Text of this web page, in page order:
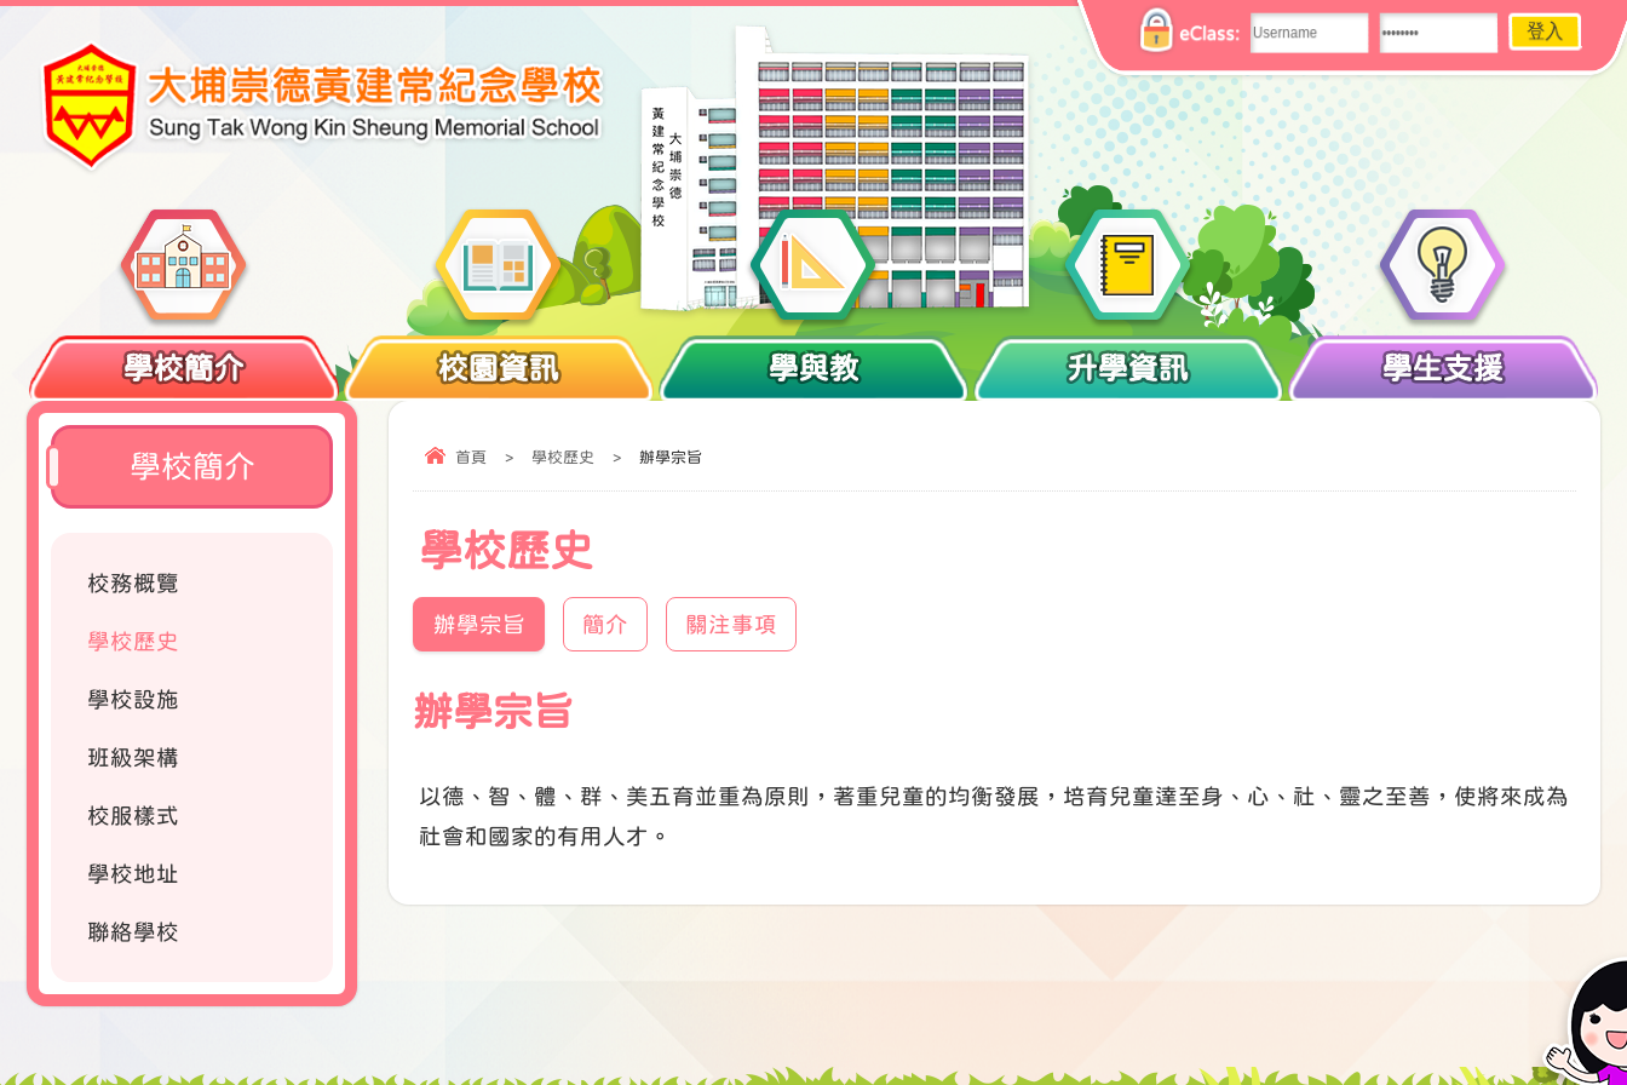
eClass:
學校簡介 校園資訊 學與教 升學資訊 學生支援
首頁 > 學校歷史 > 辦學宗旨
學校歷史
辦學宗旨 簡介 關注事項
辦學宗旨
以德、智、體、群、美五育並重為原則，著重兒童的均衡發展，培育兒童達至身、心、社、靈之至善，使將來成為
社會和國家的有用人才。
學校簡介
校務概覽
學校歷史
學校設施
班級架構
校服樣式
學校地址
聯絡學校